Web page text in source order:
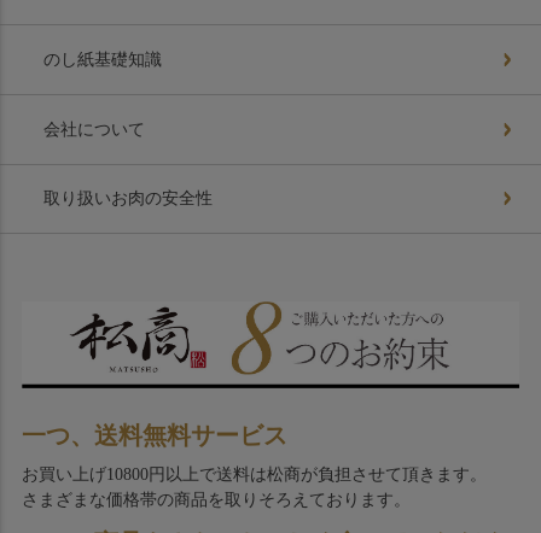
のし紙基礎知識
会社について
取り扱いお肉の安全性
一つ、送料無料サービス
お買い上げ10800円以上で送料は松商が負担させて頂きます。
さまざまな価格帯の商品を取りそろえております。